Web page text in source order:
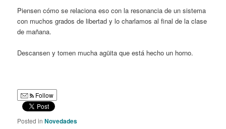
Piensen cómo se relaciona eso con la resonancia de un sistema
con muchos grados de libertad y lo charlamos al final de la clase
de mañana.
Descansen y tomen mucha agüita que está hecho un horno.
Follow
Posted in Novedades